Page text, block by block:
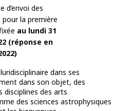
d’envoi des
la première
au lundi 31
(réponse en
dans ses
dans son objet, des
disciplines des arts
des sciences astrophysiques